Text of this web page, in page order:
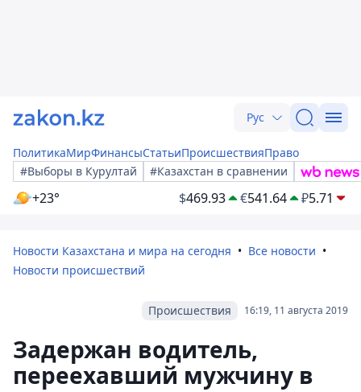
Рус
ПолитикаМирФинансыСтатьиПроисшествияПраво
#Выборы в Курултай
#Казахстан в сравнении
+23° $469.93 €541.64 ₽5.71
Новости Казахстана и мира на сегодня
Все новости
Новости происшествий
16:19, 11 августа 2019
Происшествия
Задержан водитель,
переехавший мужчину в